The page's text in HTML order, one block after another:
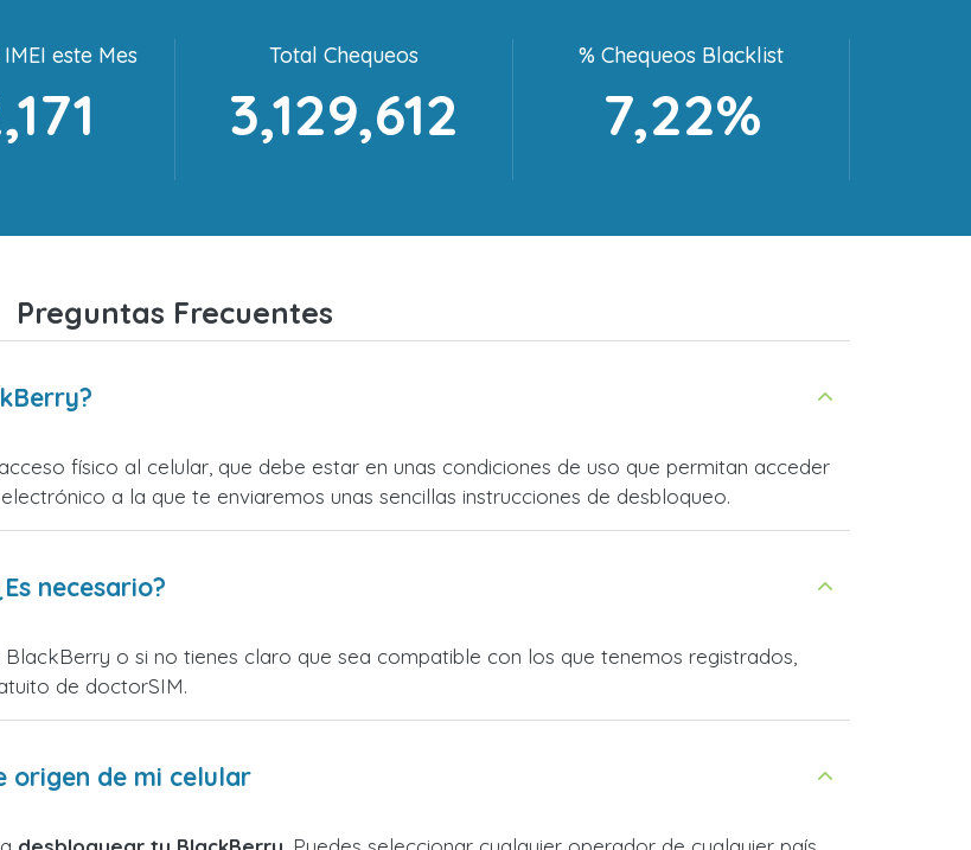
este Mes Total Chequeos
3,129,612
% Chequeos Blacklist
7,22%
Preguntas Frecuentes
físico al celular, que debe estar en unas condiciones de uso que permitan acceder
a la que te enviaremos unas sencillas instrucciones de desbloqueo.
necesario?
o si no tienes claro que sea compatible con los que tenemos registrados,
de doctorSIM.
origen de mi celular